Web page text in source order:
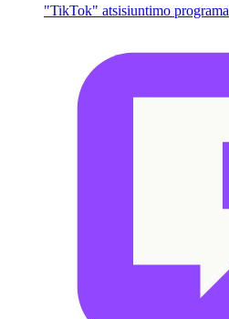
"TikTok" atsisiuntimo programa